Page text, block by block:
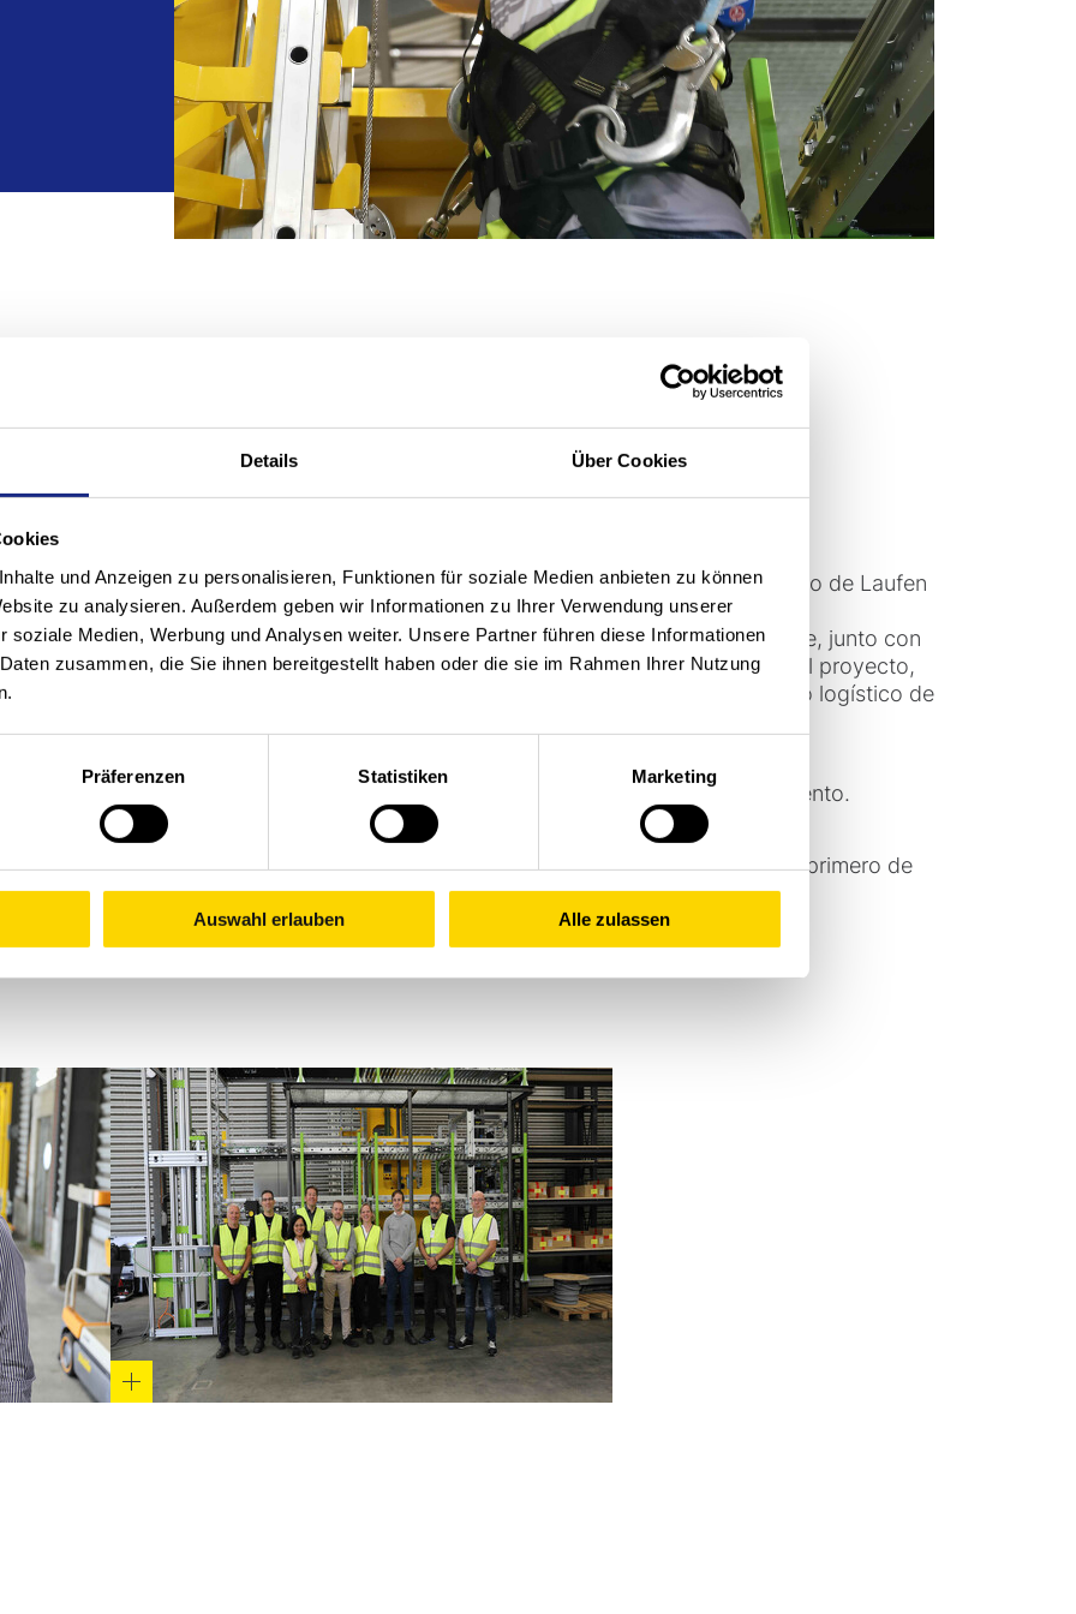
Details Über Cookies
und Anzeigen zu personalisieren, Funktionen für soziale Medien anbieten zu können
zu analysieren. Außerdem geben wir Informationen zu Ihrer Verwendung unserer
soziale Medien, Werbung und Analysen weiter. Unsere Partner führen diese Informationen
zusammen, die Sie ihnen bereitgestellt haben oder die sie im Rahmen Ihrer Nutzung
Präferenzen Statistiken Marketing
Auswahl erlauben Alle zulassen
de Stöcklin
Hermes Fulfilment GmbH, hemos llevado a cabo en nuestro Centro Tecnológico de Laufen
(FAT)
para evaluar de antemano el transelevador y el sistema de transporte, junto con
que posteriormente trabajarán con la instalación. Esto nos da tranquilidad en el proyecto,
en diciembre, cuando se incorpore el primer transelevador a nuestro centro logístico de
sientan las bases para una implementación satisfactoria en pleno funcionamiento.
antes de que, en diciembre, esté prevista la instalación en el centro logístico del primero de
el sistema de control y la tecnología de transporte.